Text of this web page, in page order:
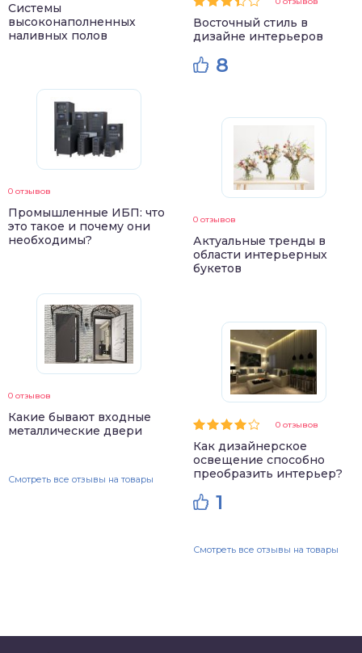
Системы
высоконаполненных
наливных полов
0 отзывов
Промышленные ИБП: что
это такое и почему они
необходимы?
0 отзывов
Какие бывают входные
металлические двери
Смотреть все отзывы на товары
Восточный стиль в
дизайне интерьеров
8
0 отзывов
Актуальные тренды в
области интерьерных
букетов
0 отзывов
Как дизайнерское
освещение способно
преобразить интерьер?
1
Смотреть все отзывы на товары